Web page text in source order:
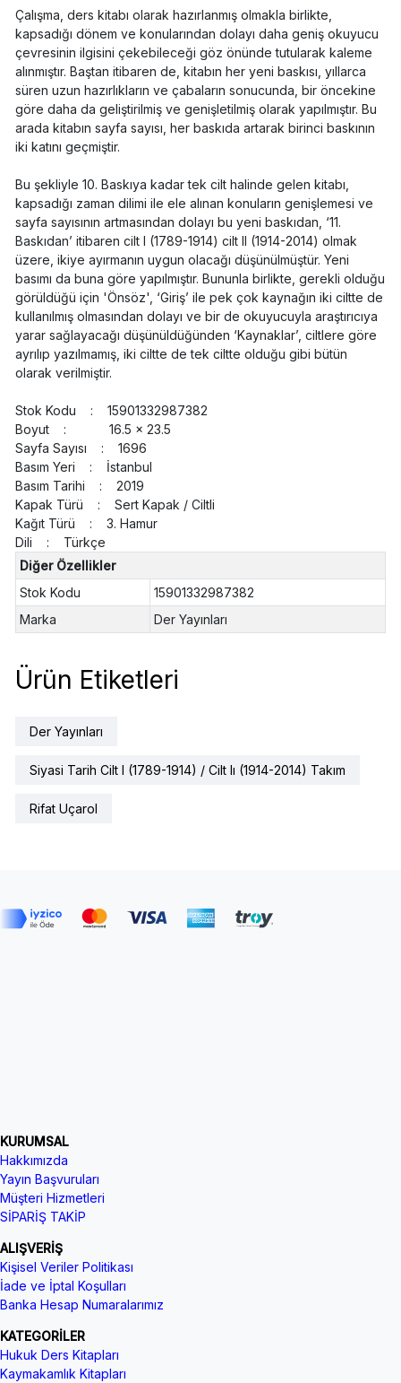
Çalışma, ders kitabı olarak hazırlanmış olmakla birlikte,
kapsadığı dönem ve konularından dolayı daha geniş okuyucu
çevresinin ilgisini çekebileceği göz önünde tutularak kaleme
alınmıştır. Baştan itibaren de, kitabın her yeni baskısı, yıllarca
süren uzun hazırlıkların ve çabaların sonucunda, bir öncekine
göre daha da geliştirilmiş ve genişletilmiş olarak yapılmıştır. Bu
arada kitabın sayfa sayısı, her baskıda artarak birinci baskının
iki katını geçmiştir.
Bu şekliyle 10. Baskıya kadar tek cilt halinde gelen kitabı,
kapsadığı zaman dilimi ile ele alınan konuların genişlemesi ve
sayfa sayısının artmasından dolayı bu yeni baskıdan, ‘11.
Baskıdan’ itibaren cilt I (1789-1914) cilt II (1914-2014) olmak
üzere, ikiye ayırmanın uygun olacağı düşünülmüştür. Yeni
basımı da buna göre yapılmıştır. Bununla birlikte, gerekli olduğu
görüldüğü için 'Önsöz', ‘Giriş’ ile pek çok kaynağın iki ciltte de
kullanılmış olmasından dolayı ve bir de okuyucuyla araştırıcıya
yarar sağlayacağı düşünüldüğünden ‘Kaynaklar’, ciltlere göre
ayrılıp yazılmamış, iki ciltte de tek ciltte olduğu gibi bütün
olarak verilmiştir.
Stok Kodu : 15901332987382
Boyut : 16.5 x 23.5
Sayfa Sayısı : 1696
Basım Yeri : İstanbul
Basım Tarihi : 2019
Kapak Türü : Sert Kapak / Ciltli
Kağıt Türü : 3. Hamur
Dili : Türkçe
Diğer Özellikler
Stok Kodu
15901332987382
Marka
Der Yayınları
Ürün Etiketleri
Der Yayınları
Siyasi Tarih Cilt I (1789-1914) / Cilt Iı (1914-2014) Takım
Rifat Uçarol
KURUMSAL
Hakkımızda
Yayın Başvuruları
Müşteri Hizmetleri
SİPARİŞ TAKİP
ALIŞVERİŞ
Kişisel Veriler Politikası
İade ve İptal Koşulları
Banka Hesap Numaralarımız
KATEGORİLER
Hukuk Ders Kitapları
Kaymakamlık Kitapları